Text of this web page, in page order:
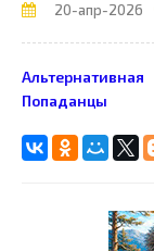
20-апр-2026
Попаданцы